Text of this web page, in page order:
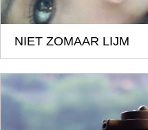
NIET ZOMAAR LIJM